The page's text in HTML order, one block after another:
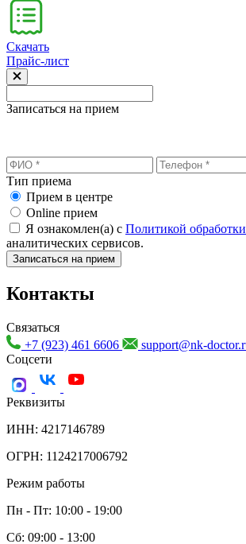
Скачать
Прайс-лист
Записаться на прием
Тип приема
Прием в центре
Online прием
Я ознакомлен(а) с Политикой
аналитических сервисов.
Записаться на прием
Контакты
Связаться
+7 (923) 461 6606
support@nk-
Соцсети
Реквизиты
ИНН: 4217146789
ОГРН: 1124217006792
Режим работы
Пн - Пт: 10:00 - 19:00
Сб: 09:00 - 13:00